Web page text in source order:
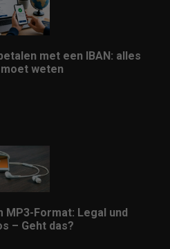
met een IBAN: alles
weten
MP3-Format: Legal und
– Geht das?